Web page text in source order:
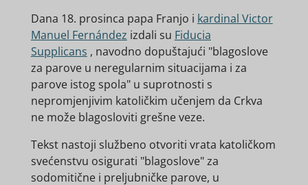
Dana 18. prosinca papa Franjo i kardinal Victor
Manuel Fernández izdali su Fiducia
Supplicans , navodno dopuštajući "blagoslove
za parove u neregularnim situacijama i za
parove istog spola" u suprotnosti s
nepromjenjivim katoličkim učenjem da Crkva
ne može blagosloviti grešne veze.
Tekst nastoji službeno otvoriti vrata katoličkom
svećenstvu osigurati "blagoslove" za
sodomitične i preljubničke parove, u